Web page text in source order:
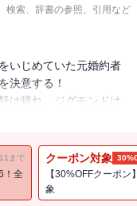
検索、辞書の参照、引用など
いじめていた元婚約者
決意する！
は晴れ、ジグモンドは
・・！？激動のリベン
まで
！全
クーポン対象
【30%OFFクーポ
象